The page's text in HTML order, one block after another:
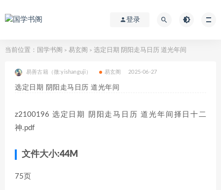
登录
当前位置： 国学书阁 > 易玄阁 > 选定日期 阴阳走马日历 道光年间
易善古籍（微:yishanguji） 易玄阁 2025-06-27
选定日期 阴阳走马日历 道光年间
z2100196 选定日期 阴阳走马日历 道光年间择日十二
神.pdf
文件大小:44M
75页